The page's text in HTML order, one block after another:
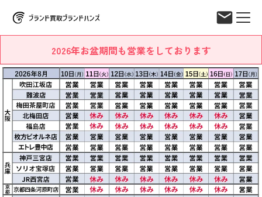
2026年お盆期間も営業をしております